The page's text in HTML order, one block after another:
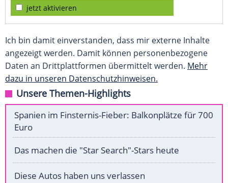
jetzt aktivieren
Ich bin damit einverstanden, dass mir externe Inhalte
angezeigt werden. Damit können personenbezogene
Daten an Drittplattformen übermittelt werden. Mehr
dazu in unseren Datenschutzhinweisen.
Unsere Themen-Highlights
Spanien im Finsternis-Fieber: Balkonplätze für 700
Euro
Das machen die "Star Search"-Stars heute
Diese Autos haben uns verlassen